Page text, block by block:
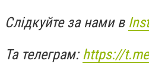
Слідкуйте за нами в
Та телеграм:https://